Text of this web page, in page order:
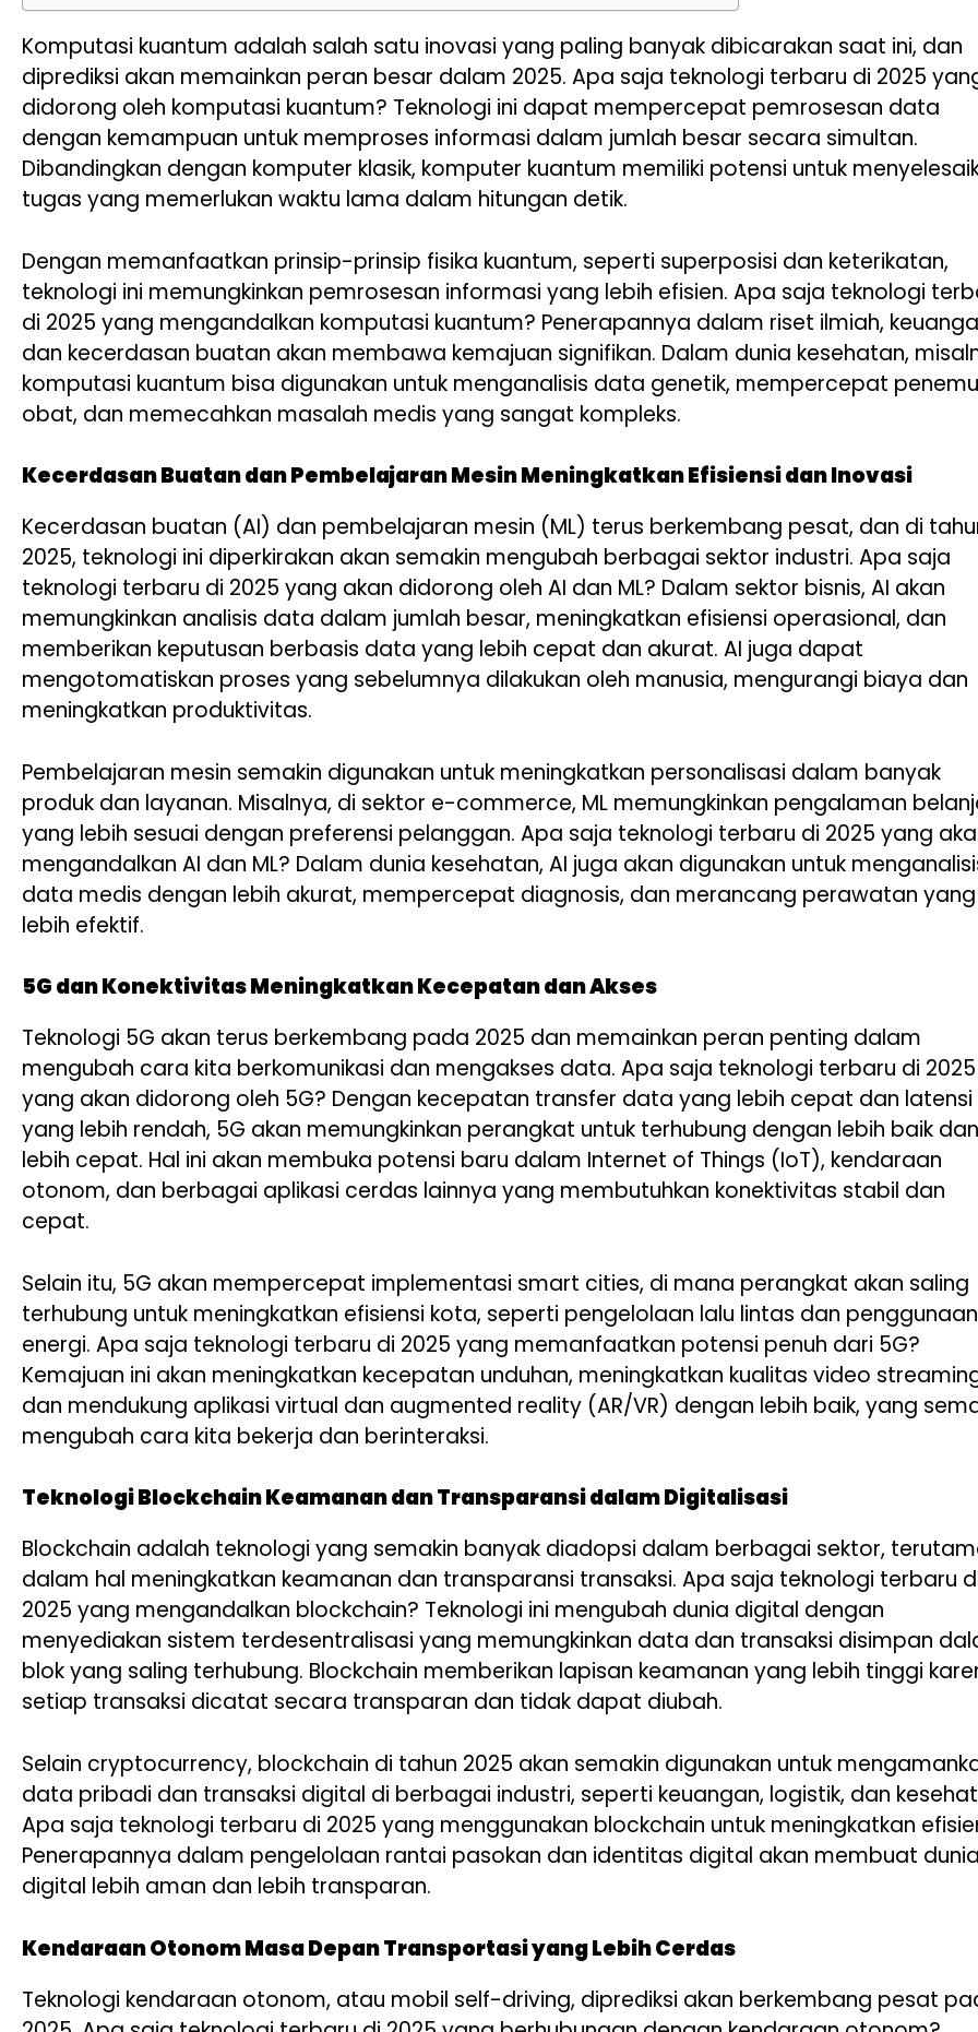
Komputasi kuantum adalah salah satu inovasi yang paling banyak dibicarakan saat ini, dan
diprediksi akan memainkan peran besar dalam 2025. Apa saja teknologi terbaru di 2025
didorong oleh komputasi kuantum? Teknologi ini dapat mempercepat pemrosesan data
dengan kemampuan untuk memproses informasi dalam jumlah besar secara simultan.
Dibandingkan dengan komputer klasik, komputer kuantum memiliki potensi untuk
tugas yang memerlukan waktu lama dalam hitungan detik.
Dengan memanfaatkan prinsip-prinsip fisika kuantum, seperti superposisi dan keterikatan,
teknologi ini memungkinkan pemrosesan informasi yang lebih efisien. Apa saja teknologi
di 2025 yang mengandalkan komputasi kuantum? Penerapannya dalam riset ilmiah,
dan kecerdasan buatan akan membawa kemajuan signifikan. Dalam dunia kesehatan,
komputasi kuantum bisa digunakan untuk menganalisis data genetik, mempercepat
obat, dan memecahkan masalah medis yang sangat kompleks.
Kecerdasan Buatan dan Pembelajaran Mesin Meningkatkan Efisiensi dan Inovasi
Kecerdasan buatan (AI) dan pembelajaran mesin (ML) terus berkembang pesat, dan di
2025, teknologi ini diperkirakan akan semakin mengubah berbagai sektor industri. Apa saja
teknologi terbaru di 2025 yang akan didorong oleh AI dan ML? Dalam sektor bisnis, AI akan
memungkinkan analisis data dalam jumlah besar, meningkatkan efisiensi operasional, dan
memberikan keputusan berbasis data yang lebih cepat dan akurat. AI juga dapat
mengotomatiskan proses yang sebelumnya dilakukan oleh manusia, mengurangi biaya dan
meningkatkan produktivitas.
Pembelajaran mesin semakin digunakan untuk meningkatkan personalisasi dalam banyak
produk dan layanan. Misalnya, di sektor e-commerce, ML memungkinkan pengalaman
yang lebih sesuai dengan preferensi pelanggan. Apa saja teknologi terbaru di 2025 yang
mengandalkan AI dan ML? Dalam dunia kesehatan, AI juga akan digunakan untuk
data medis dengan lebih akurat, mempercepat diagnosis, dan merancang perawatan yang
lebih efektif.
5G dan Konektivitas Meningkatkan Kecepatan dan Akses
Teknologi 5G akan terus berkembang pada 2025 dan memainkan peran penting dalam
mengubah cara kita berkomunikasi dan mengakses data. Apa saja teknologi terbaru di 2025
yang akan didorong oleh 5G? Dengan kecepatan transfer data yang lebih cepat dan latensi
yang lebih rendah, 5G akan memungkinkan perangkat untuk terhubung dengan lebih baik dan
lebih cepat. Hal ini akan membuka potensi baru dalam Internet of Things (IoT), kendaraan
otonom, dan berbagai aplikasi cerdas lainnya yang membutuhkan konektivitas stabil dan
cepat.
Selain itu, 5G akan mempercepat implementasi smart cities, di mana perangkat akan saling
terhubung untuk meningkatkan efisiensi kota, seperti pengelolaan lalu lintas dan penggunaan
energi. Apa saja teknologi terbaru di 2025 yang memanfaatkan potensi penuh dari 5G?
Kemajuan ini akan meningkatkan kecepatan unduhan, meningkatkan kualitas video
dan mendukung aplikasi virtual dan augmented reality (AR/VR) dengan lebih baik, yang
mengubah cara kita bekerja dan berinteraksi.
Teknologi Blockchain Keamanan dan Transparansi dalam Digitalisasi
Blockchain adalah teknologi yang semakin banyak diadopsi dalam berbagai sektor,
dalam hal meningkatkan keamanan dan transparansi transaksi. Apa saja teknologi terbaru
2025 yang mengandalkan blockchain? Teknologi ini mengubah dunia digital dengan
menyediakan sistem terdesentralisasi yang memungkinkan data dan transaksi disimpan
blok yang saling terhubung. Blockchain memberikan lapisan keamanan yang lebih tinggi
setiap transaksi dicatat secara transparan dan tidak dapat diubah.
Selain cryptocurrency, blockchain di tahun 2025 akan semakin digunakan untuk
data pribadi dan transaksi digital di berbagai industri, seperti keuangan, logistik, dan
Apa saja teknologi terbaru di 2025 yang menggunakan blockchain untuk meningkatkan
Penerapannya dalam pengelolaan rantai pasokan dan identitas digital akan membuat dunia
digital lebih aman dan lebih transparan.
Kendaraan Otonom Masa Depan Transportasi yang Lebih Cerdas
Teknologi kendaraan otonom, atau mobil self-driving, diprediksi akan berkembang pesat